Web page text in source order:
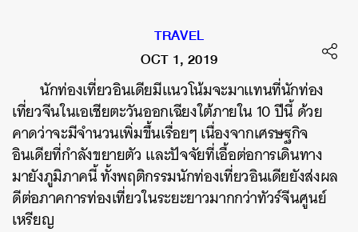
TRAVEL
OCT 1, 2019
นักท่องเที่ยวอินเดียมีแนวโน้มจะมาแทนที่นักท่อง
เที่ยวจีนในเอเชียตะวันออกเฉียงใต้ภายใน10ปีนี้ด้วย
คาดว่าจะมีจำนวนเพิ่มขึ้นเรื่อยๆเนื่องจากเศรษฐกิจ
อินเดียที่กำลังขยายตัว และปัจจัยที่เอื้อต่อการเดินทาง
มายังภูมิภาคนี้ทั้งพฤติกรรมนักท่องเที่ยวอินเดียยังส่งผล
ดีต่อภาคการท่องเที่ยวในระยะยาวมากกว่าทัวร์จีนศูนย์
เหรียญ